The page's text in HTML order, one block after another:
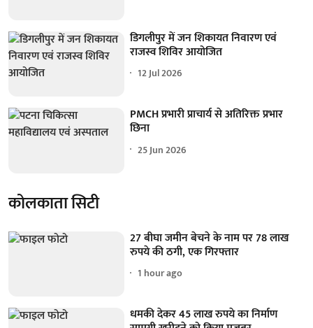
डिगलीपुर में जन शिकायत निवारण एवं
राजस्व शिविर आयोजित
12 Jul 2026
PMCH प्रभारी प्राचार्य से अतिरिक्त प्रभार
छिना
25 Jun 2026
कोलकाता सिटी
27 बीघा जमीन बेचने के नाम पर 78 लाख
रुपये की ठगी, एक गिरफ्तार
1 hour ago
धमकी देकर 45 लाख रुपये का निर्माण